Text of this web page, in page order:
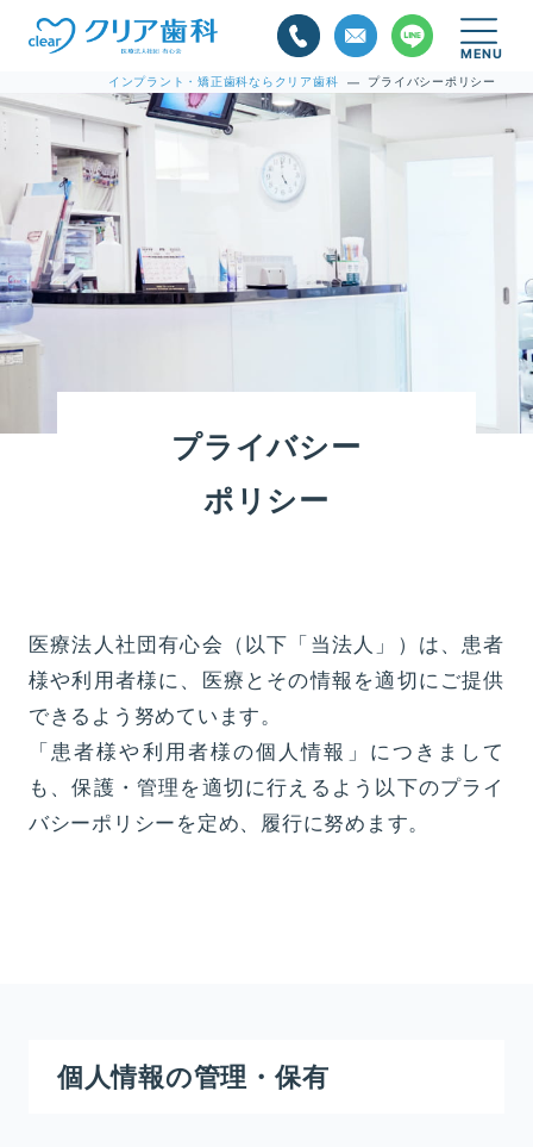
インプラント・矯正歯科ならクリア歯科 — プライバシーポリシー
プライバシー
ポリシー
医療法人社団有心会（以下「当法人」）は、患者
様や利用者様に、医療とその情報を適切にご提供
できるよう努めています。
「患者様や利用者様の個人情報」につきまして
も、保護・管理を適切に行えるよう以下のプライ
バシーポリシーを定め、履行に努めます。
個人情報の管理・保有